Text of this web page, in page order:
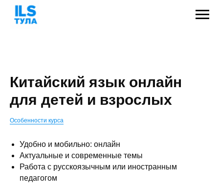
Китайский язык онлайн
для детей и взрослых
Особенности курса
Удобно и мобильно: онлайн
Актуальные и современные темы
Работа с русскоязычным или иностранным
педагогом